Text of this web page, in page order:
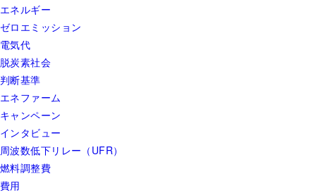
エネルギー
ゼロエミッション
電気代
脱炭素社会
判断基準
エネファーム
キャンペーン
インタビュー
周波数低下リレー（UFR）
燃料調整費
費用